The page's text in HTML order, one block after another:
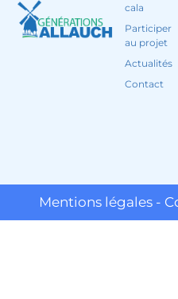
cala
Participer
au projet
Actualités
Contact
Mentions légales -